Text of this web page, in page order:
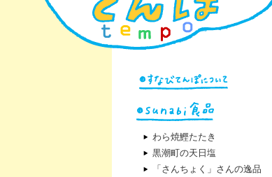
わら焼鰹たたき
黒潮町の天日塩
「さんちょく」さんの逸品